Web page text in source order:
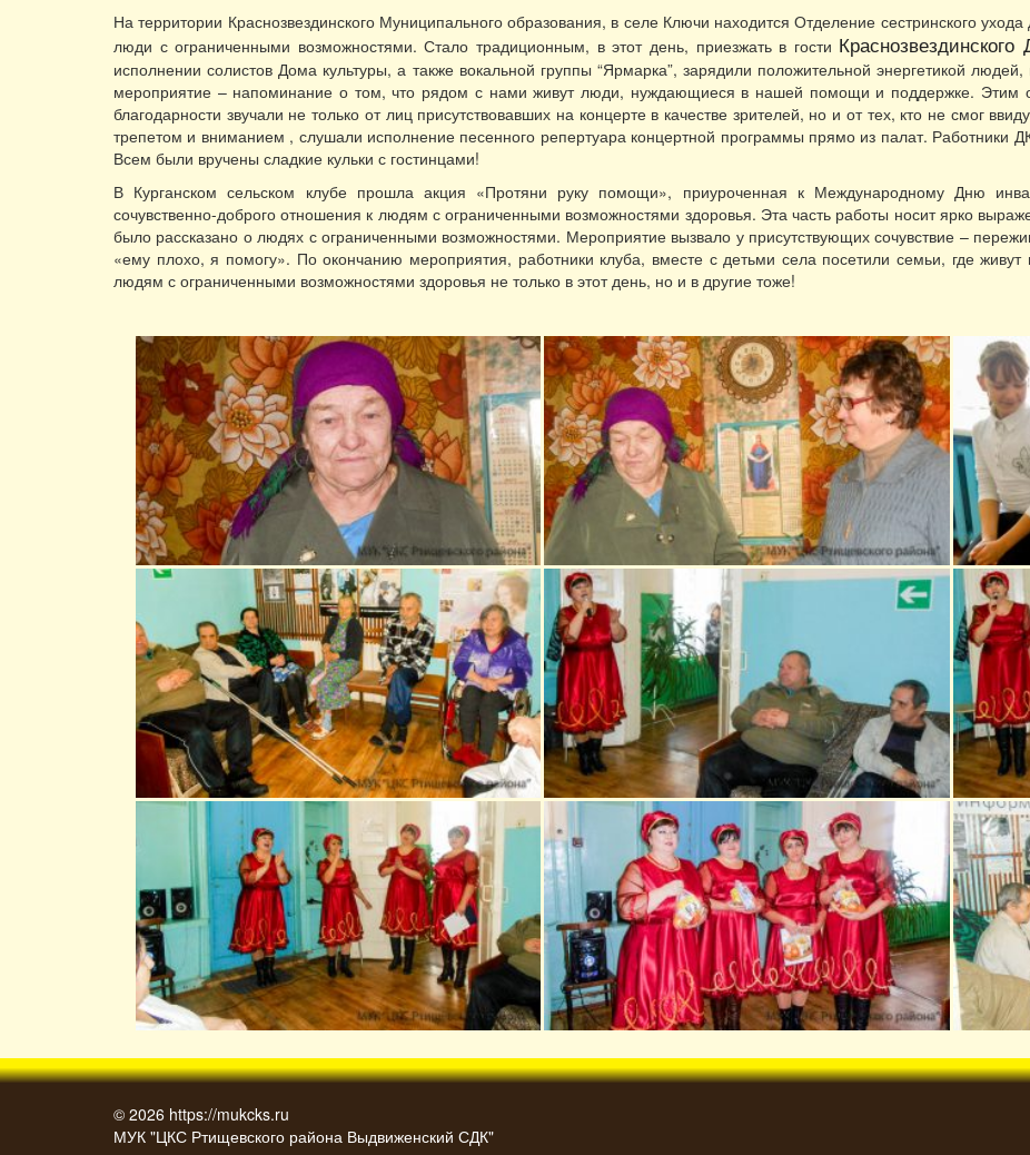
На территории Краснозвездинского Муниципального образования, в селе Ключи находится Отделение сестринского
люди с ограниченными возможностями. Стало традиционным, в этот день, приезжать в гости
исполнении солистов Дома культуры, а также вокальной группы “Ярмарка”, зарядили положительной энергетикой
мероприятие – напоминание о том, что рядом с нами живут люди, нуждающиеся в нашей помощи и поддержке. Этим
благодарности звучали не только от лиц присутствовавших на концерте в качестве зрителей, но и от тех, кто не смог
трепетом и вниманием , слушали исполнение песенного репертуара концертной программы прямо из палат. Работники
Всем были вручены сладкие кульки с гостинцами!
В Курганском сельском клубе прошла акция «Протяни руку помощи», приуроченная к Международному Дню
сочувственно-доброго отношения к людям с ограниченными возможностями здоровья. Эта часть работы носит ярко
было рассказано о людях с ограниченными возможностями. Мероприятие вызвало у присутствующих сочувствие –
«ему плохо, я помогу». По окончанию мероприятия, работники клуба, вместе с детьми села посетили семьи, где
людям с ограниченными возможностями здоровья не только в этот день, но и в другие тоже!
© 2026 https://mukcks.ru
МУК "ЦКС Ртищевского района Выдвиженский СДК"